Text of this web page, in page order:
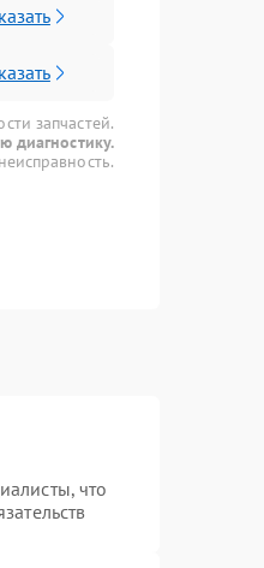
запчастей.
диагностику.
что